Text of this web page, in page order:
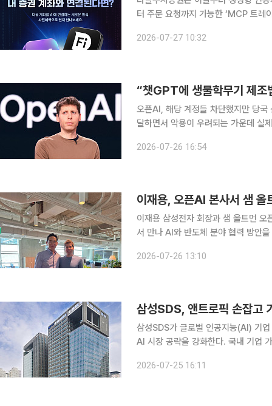
터 주문 요청까지 가능한 ‘MCP 트레이딩’ 서비스
기능을 불러와 활용하도록 연결하는
2026-07-27 10:32
“챗GPT에 생물학무기 제조
오픈AI, 해당 계정들 차단했지만 당
달하면서 악용이 우려되는 가운데 실
한 이래로 전 세계 수백 명의 이용자
2026-07-26 16:54
이재용, 오픈AI 본사서 샘
이재용 삼성전자 회장과 샘 올트먼
서 만나 AI와 반도체 분야 협력 방안을 논의했다. 오픈AI는 이 회장과 올트
용은 공개하지 않았지만 고대역폭메
2026-07-26 13:10
삼성SDS, 앤트로픽 손잡고
삼성SDS가 글로벌 인공지능(AI) 기
AI 시장 공략을 강화한다. 국내 기업
서 앤트로픽과 엔터프라이즈 AI 시장
2026-07-25 16:11